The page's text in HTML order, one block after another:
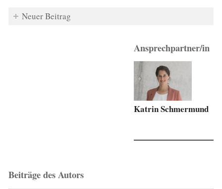
Neuer Beitrag
Ansprechpartner/in
Katrin Schmermund
Beiträge des Autors